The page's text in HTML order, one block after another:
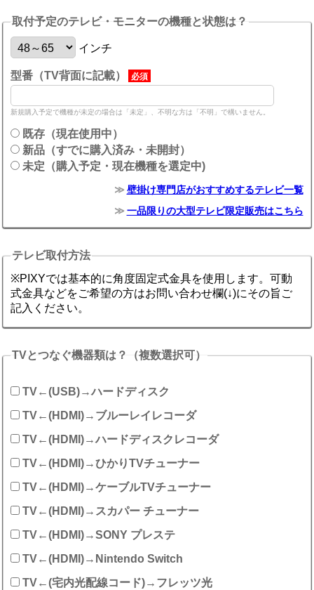
取付予定のテレビ・モニターの機種と状態は？
インチ
型番（TV背面に記載） 必須
新規購入予定で機種が未定の場合は「未定」、不明な方は「不明」で構いません。
既存（現在使用中）
新品（すでに購入済み・未開封）
未定（購入予定・現在機種を選定中)
壁掛け専門店がおすすめするテレビ一覧
一品限りの大型テレビ限定販売はこちら
テレビ取付方法
※PIXYでは基本的に角度固定式金具を使用します。可動
式金具などをご希望の方はお問い合わせ欄(↓)にその旨ご
記入ください。
TVとつなぐ機器類は？（複数選択可）
TV←(USB)→ハードディスク
TV←(HDMI)→ブルーレイレコーダ
TV←(HDMI)→ハードディスクレコーダ
TV←(HDMI)→ひかりTVチューナー
TV←(HDMI)→ケーブルTVチューナー
TV←(HDMI)→スカパー チューナー
TV←(HDMI)→SONY プレステ
TV←(HDMI)→Nintendo Switch
TV←(宅内光配線コード)→フレッツ光